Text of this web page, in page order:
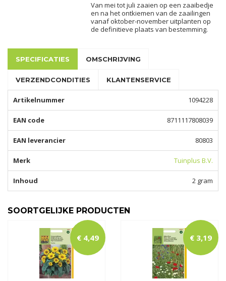
Van mei tot juli zaaien op een zaaibedje
en na het ontkiemen van de zaailingen
vanaf oktober-november uitplanten op
de definitieve plaats van bestemming.
SPECIFICATIES OMSCHRIJVING
VERZENDCONDITIES KLANTENSERVICE
Artikelnummer 1094228
EAN code 8711117808039
EAN leverancier 80803
Merk Tuinplus B.V.
Inhoud 2 gram
SOORTGELIJKE PRODUCTEN
€ 4,49 € 3,19